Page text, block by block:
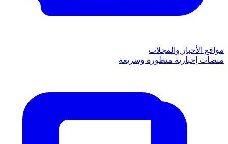
مواقع الأخبار والمجلات
منصات إخبارية متطورة وسريعة